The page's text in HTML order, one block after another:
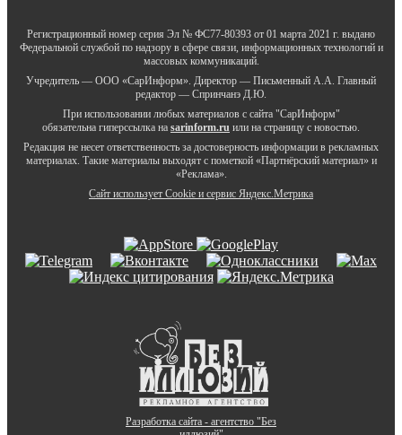
Регистрационный номер серия Эл № ФС77-80393 от 01 марта 2021 г. выдано
Федеральной службой по надзору в сфере связи, информационных технологий и
массовых коммуникаций.
Учредитель — ООО «СарИнформ». Директор — Письменный А.А. Главный
редактор — Спринчанэ Д.Ю.
При использовании любых материалов с сайта "СарИнформ"
обязательна гиперссылка на sarinform.ru или на страницу с новостью.
Редакция не несет ответственность за достоверность информации в рекламных
материалах. Такие материалы выходят с пометкой «Партнёрский материал» и
«Реклама».
Сайт использует Cookie и сервиc Яндекс.Метрика
Разработка сайта - агентство "Без